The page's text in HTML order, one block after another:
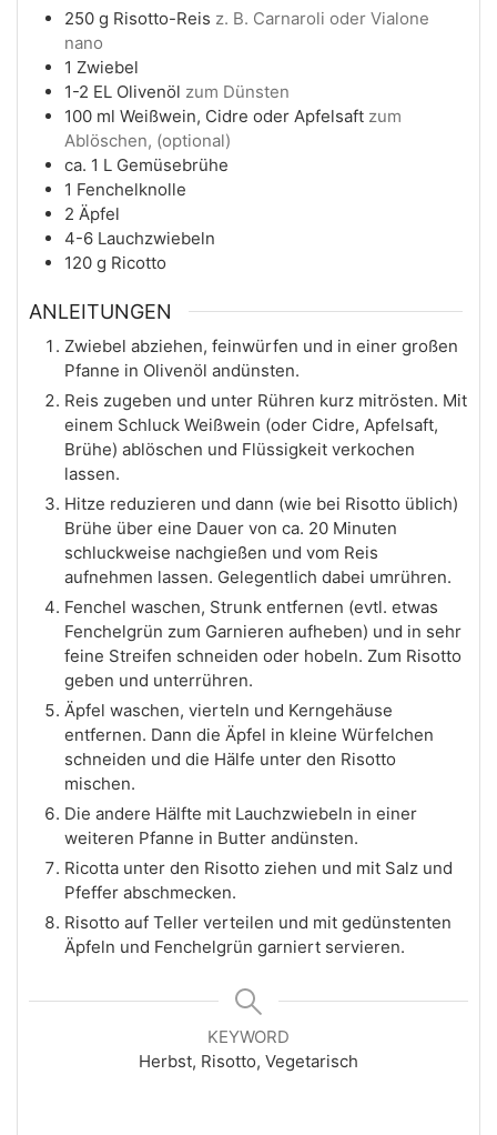
250 g Risotto-Reis z. B. Carnaroli oder Vialone
nano
1 Zwiebel
1-2 EL Olivenöl zum Dünsten
100 ml Weißwein, Cidre oder Apfelsaft zum
Ablöschen, (optional)
ca. 1 L Gemüsebrühe
1 Fenchelknolle
2 Äpfel
4-6 Lauchzwiebeln
120 g Ricotto
ANLEITUNGEN
Zwiebel abziehen, feinwürfen und in einer großen
Pfanne in Olivenöl andünsten.
Reis zugeben und unter Rühren kurz mitrösten. Mit
einem Schluck Weißwein (oder Cidre, Apfelsaft,
Brühe) ablöschen und Flüssigkeit verkochen
lassen.
Hitze reduzieren und dann (wie bei Risotto üblich)
Brühe über eine Dauer von ca. 20 Minuten
schluckweise nachgießen und vom Reis
aufnehmen lassen. Gelegentlich dabei umrühren.
Fenchel waschen, Strunk entfernen (evtl. etwas
Fenchelgrün zum Garnieren aufheben) und in sehr
feine Streifen schneiden oder hobeln. Zum Risotto
geben und unterrühren.
Äpfel waschen, vierteln und Kerngehäuse
entfernen. Dann die Äpfel in kleine Würfelchen
schneiden und die Hälfe unter den Risotto
mischen.
Die andere Hälfte mit Lauchzwiebeln in einer
weiteren Pfanne in Butter andünsten.
Ricotta unter den Risotto ziehen und mit Salz und
Pfeffer abschmecken.
Risotto auf Teller verteilen und mit gedünstenten
Äpfeln und Fenchelgrün garniert servieren.
KEYWORD
Herbst, Risotto, Vegetarisch